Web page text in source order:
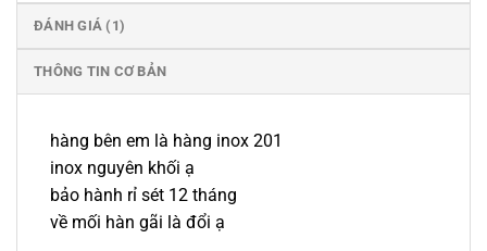
ĐÁNH GIÁ (1)
THÔNG TIN CƠ BẢN
hàng bên em là hàng inox 201
inox nguyên khối ạ
bảo hành rỉ sét 12 tháng
về mối hàn gãi là đổi ạ